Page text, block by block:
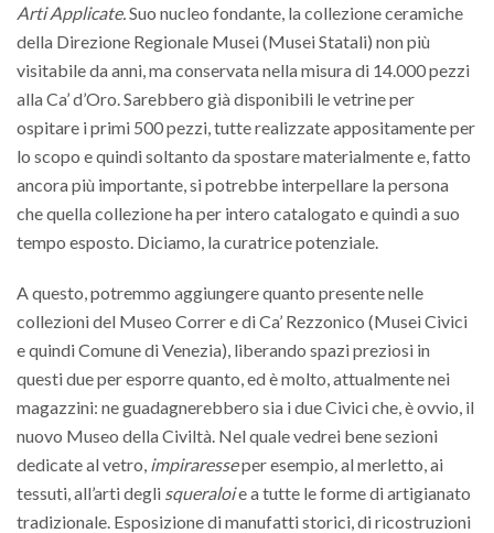
Arti Applicate.Suo nucleo fondante, la collezione ceramiche
della Direzione Regionale Musei (Musei Statali) non più
visitabile da anni, ma conservata nella misura di 14.000 pezzi
alla Ca’ d’Oro. Sarebbero già disponibili le vetrine per
ospitare i primi 500 pezzi, tutte realizzate appositamente per
lo scopo e quindi soltanto da spostare materialmente e, fatto
ancora più importante, si potrebbe interpellare la persona
che quella collezione ha per intero catalogato e quindi a suo
tempo esposto. Diciamo, la curatrice potenziale.
A questo, potremmo aggiungere quanto presente nelle
collezioni del Museo Correr e di Ca’ Rezzonico (Musei Civici
e quindi Comune di Venezia), liberando spazi preziosi in
questi due per esporre quanto, ed è molto, attualmente nei
magazzini: ne guadagnerebbero sia i due Civici che, è ovvio, il
nuovo Museo della Civiltà. Nel quale vedrei bene sezioni
dedicate al vetro, impiraresseper esempio,al merletto, ai
tessuti, all’arti degli squeraloie a tutte le forme di artigianato
tradizionale. Esposizione di manufatti storici, di ricostruzioni